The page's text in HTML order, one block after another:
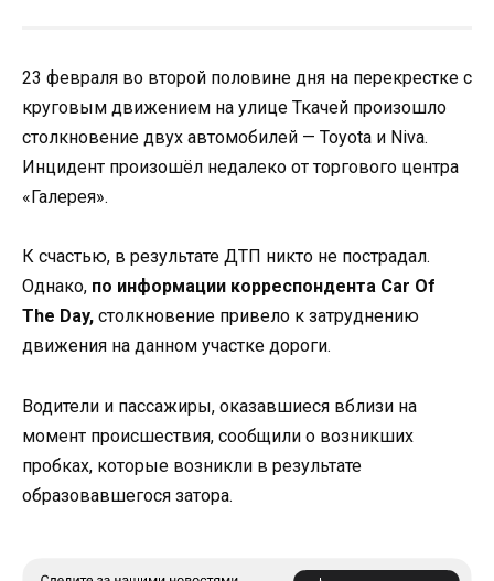
23 февраля во второй половине дня на перекрестке с
круговым движением на улице Ткачей произошло
столкновение двух автомобилей — Toyota и Niva.
Инцидент произошёл недалеко от торгового центра
«Галерея».
К счастью, в результате ДТП никто не пострадал.
Однако, по информации корреспондента Car Of
The Day, столкновение привело к затруднению
движения на данном участке дороги.
Водители и пассажиры, оказавшиеся вблизи на
момент происшествия, сообщили о возникших
пробках, которые возникли в результате
образовавшегося затора.